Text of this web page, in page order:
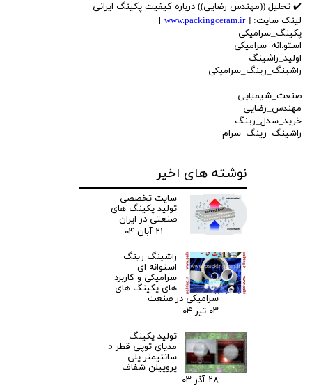
✔️ تحلیل ((مهندس رضایی)) درباره کیفیت پکینگ ایرانی
لینک سایت: [www.packingceram.ir
]
پکینگ_سرامیکی
استو.انه_سرامیکی
اولید_راشینگ
راشینگ_رینگ_سرامیکی
صنعت_شیمیایی
مهندس_رضایی
خرید_سدل_رینگ
راشینگ_رینگ_سرام
نوشته های اخیر
سایت تخصصی
تولید پکینگ های
صنعتی در ایران
۲۱ آبان ۰۴
راشینگ رینگ
استوانه ای
سرامیکی و کاربرد
های پکینگ های
سرامیکی در صنعت
۰۳ تیر ۰۴
تولید پکینگ
مدیای توپی قطر 5
سانتیمتر پلی
پروپیلن شفاف
۲۸ آذر ۰۳